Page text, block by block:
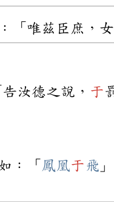
「唯茲臣庶，
汝德之說， 于
：「 鳳凰于 飛